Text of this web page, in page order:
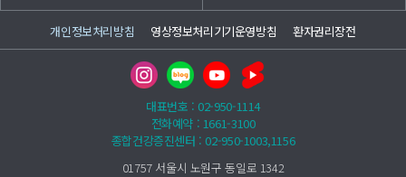
개인정보처리방침 영상정보처리기기운영방침 환자권리장전
대표번호 : 02-950-1114
전화예약 : 1661-3100
종합건강증진센터 : 02-950-1003,1156
01757 서울시 노원구 동일로 1342